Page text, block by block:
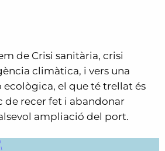
de Crisi sanitària, crisi
climàtica, i vers una
ecològica, el que té trellat és
de recer fet i abandonar
ampliació del port.